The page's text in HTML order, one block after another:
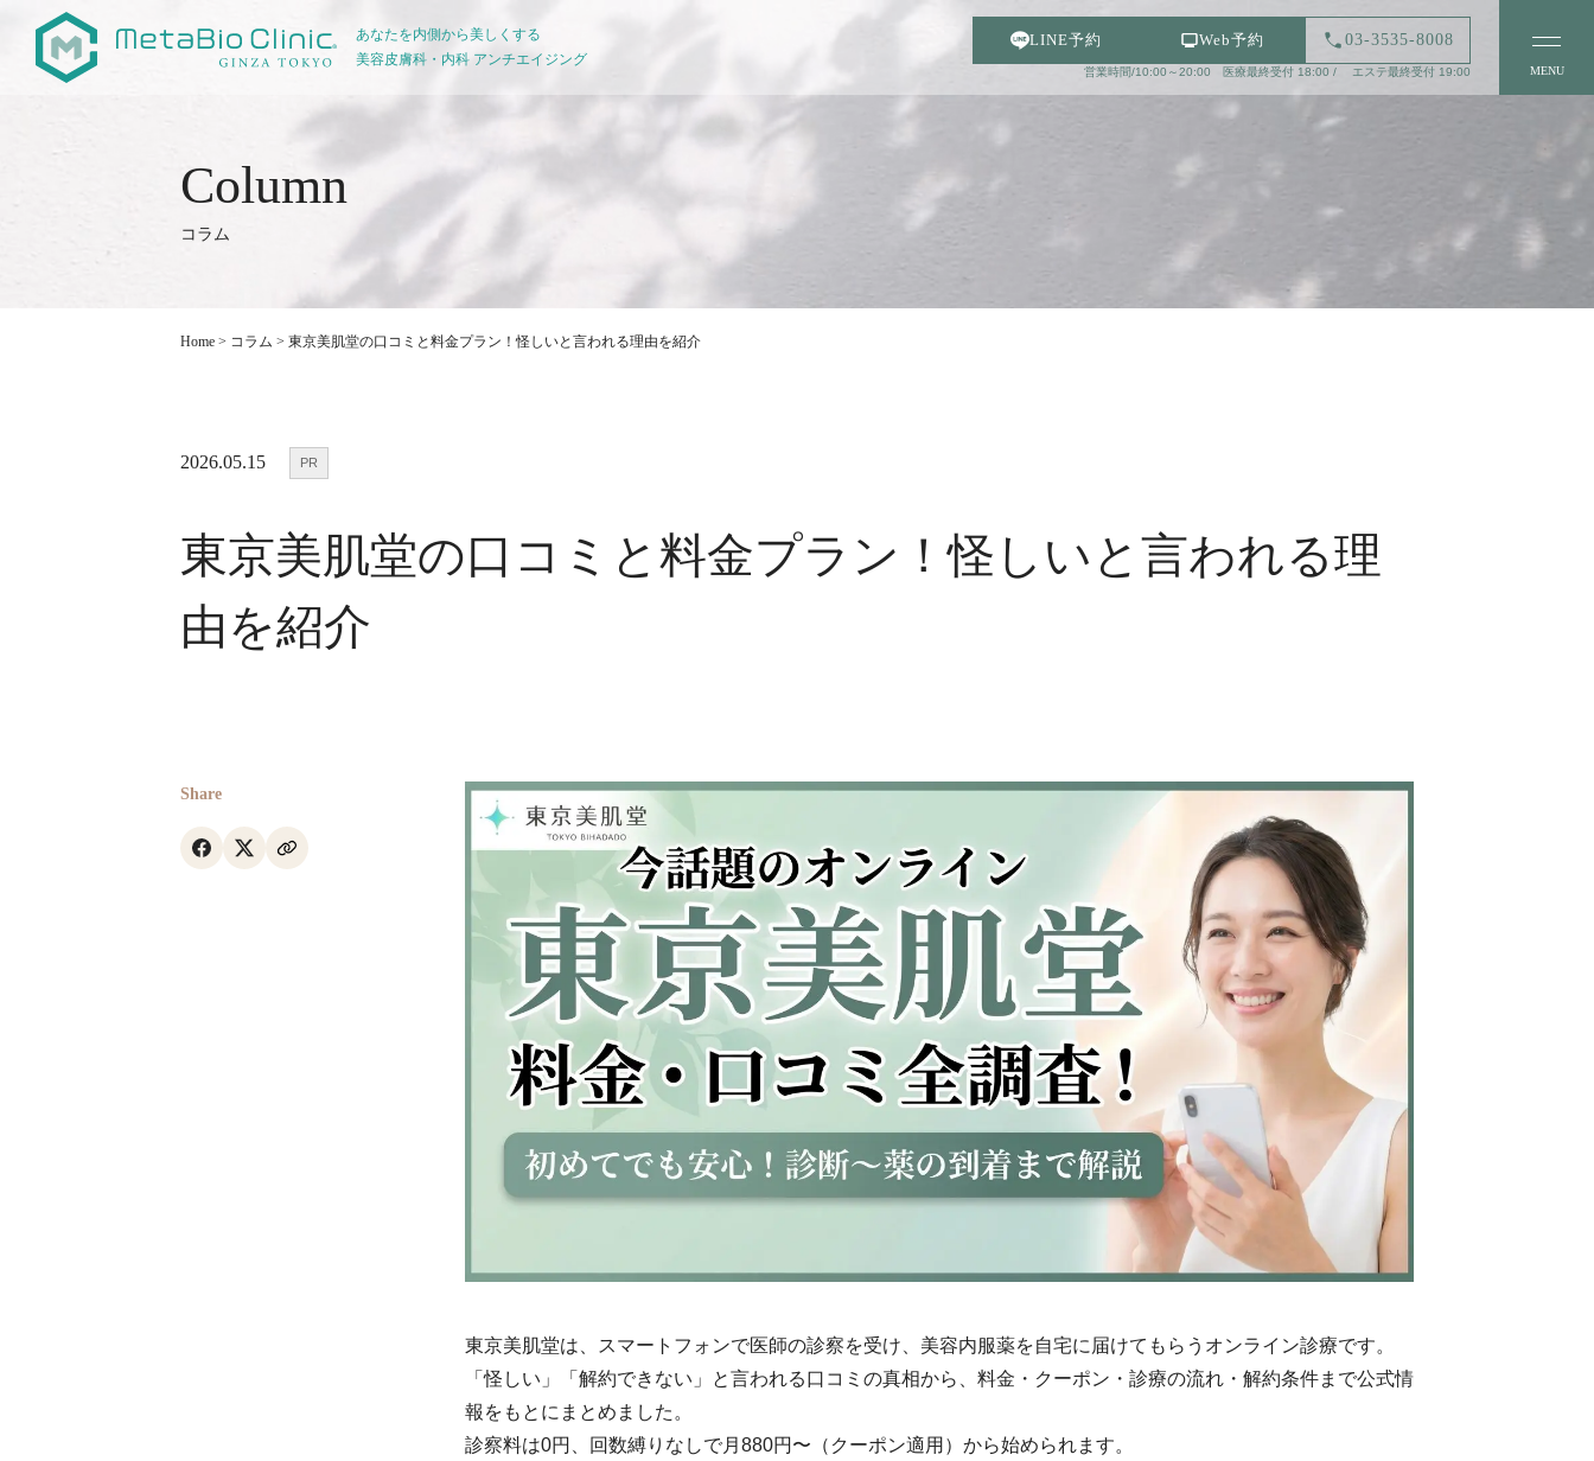
あなたを内側から美しくする
美容皮膚科・内科 アンチエイジング
LINE予約 Web予約 03-3535-8008
営業時間/10:00～20:00 医療最終受付 18:00 / エステ最終受付 19:00 MENU
コラム
Home > コラム > 東京美肌堂の口コミと料金プラン！怪しいと言われる理由を紹介
2026.05.15 PR
東京美肌堂の口コミと料金プラン！怪しいと言われる理
由を紹介
Share
東京美肌堂は、スマートフォンで医師の診察を受け、美容内服薬を自宅に届けてもらうオンライン診療です。
「怪しい」「解約できない」と言われる口コミの真相から、料金・クーポン・診療の流れ・解約条件まで公式情
報をもとにまとめました。
診察料は0円、回数縛りなしで月880円〜（クーポン適用）から始められます。